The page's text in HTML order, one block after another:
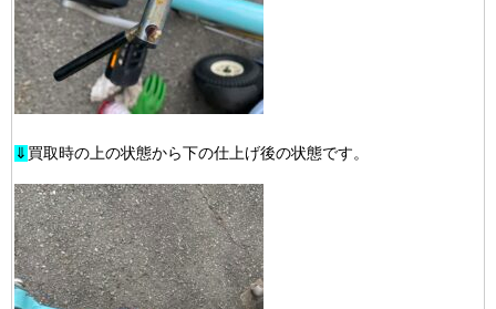
⇓ 買取時の上の状態から下の仕上げ後の状態です。